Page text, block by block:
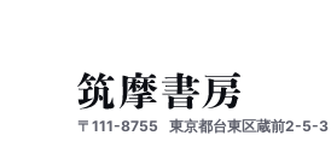
〒111-8755 東京都台東区蔵前2-5-3